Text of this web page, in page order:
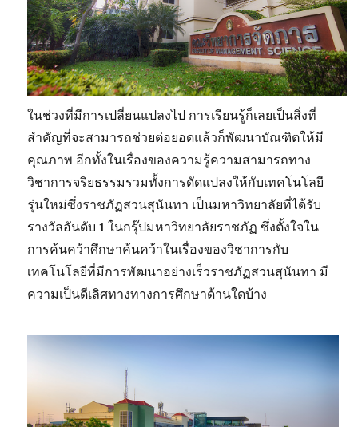
ในช่วงที่มีการเปลี่ยนแปลงไป การเรียนรู้ก็เลยเป็นสิ่งที่
สำคัญที่จะสามารถช่วยต่อยอดแล้วก็พัฒนาบัณฑิตให้มี
คุณภาพ อีกทั้งในเรื่องของความรู้ความสามารถทาง
วิชาการจริยธรรมรวมทั้งการดัดแปลงให้กับเทคโนโลยี
รุ่นใหม่ซึ่งราชภัฏสวนสุนันทา เป็นมหาวิทยาลัยที่ได้รับ
รางวัลอันดับ 1 ในกรุ๊ปมหาวิทยาลัยราชภัฏ ซึ่งตั้งใจใน
การค้นคว้าศึกษาค้นคว้าในเรื่องของวิชาการกับ
เทคโนโลยีที่มีการพัฒนาอย่างเร็วราชภัฏสวนสุนันทา มี
ความเป็นดีเลิศทางทางการศึกษาด้านใดบ้าง